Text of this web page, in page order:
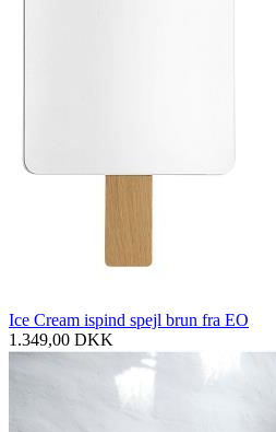
Ice Cream ispind spejl brun fra EO
1.349,00 DKK